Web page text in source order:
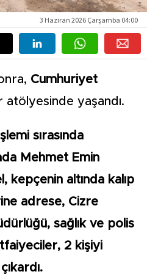
3 Haziran 2026 Çarşamba 04:00
Cumhuriyet
atölyesinde yaşandı.
sırasında
Mehmet Emin
kepçenin altında kalıp
adrese, Cizre
sağlık ve polis
2 kişiyi